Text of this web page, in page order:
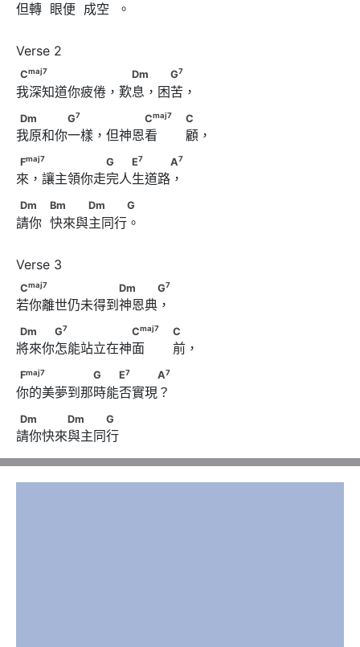
但轉  眼便  成空  。
Cmaj7 Dm　 　G
Cmaj7 Dm G7
我深知道你疲倦，歎息，困苦，
Dm　　　　G
C maj
C
Dm G7 Cmaj7 C
我原和你一樣，但神恩看       顧，
Fmaj7 G　　E 7 A
Fmaj7 G E7 A7
來，讓主領你走完人生道路，
Dm　　            Bm　　　Dm　　　G
Dm Bm Dm G
請你  快來與主同行。
Cmaj7 Dm　　　G
Cmaj7 Dm G7
若你離世仍未得到神恩典，
Dm　　　G
Cmaj
C
Dm G7 Cmaj7 C
將來你怎能站立在神面       前，
Fmaj7 G　　E7
Fmaj7 G E7 A7
你的美夢到那時能否實現？
Dm　　　　Dm　　　G
Dm Dm G
請你快來與主同行